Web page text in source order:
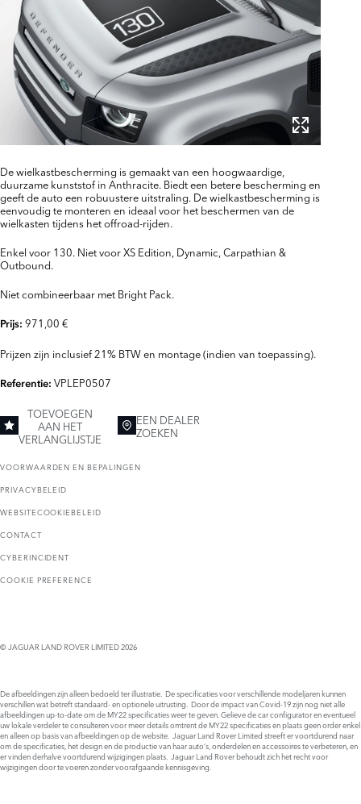
De wielkastbescherming is gemaakt van een hoogwaardige,
duurzame kunststof in Anthracite. Biedt een betere bescherming en
geeft de auto een robuustere uitstraling. De wielkastbescherming is
eenvoudig te monteren en ideaal voor het beschermen van de
wielkasten tijdens het offroad-rijden.
Enkel voor 130. Niet voor XS Edition, Dynamic, Carpathian &
Outbound.
Niet combineerbaar met Bright Pack.
Prijs: 971,00 €
Prijzen zijn inclusief 21% BTW en montage (indien van toepassing).
Referentie: VPLEP0507
TOEVOEGEN
AAN HET
VERLANGLIJSTJE
EEN DEALER
ZOEKEN
VOORWAARDEN EN BEPALINGEN
PRIVACYBELEID
WEBSITECOOKIEBELEID
CONTACT
CYBERINCIDENT
COOKIE PREFERENCE
© JAGUAR LAND ROVER LIMITED 2026
De afbeeldingen zijn alleen bedoeld ter illustratie. De specificaties voor verschillende modeljaren kunnen
verschillen wat betreft standaard- en optionele uitrusting. Door de impact van Covid-19 zijn nog niet alle
afbeeldingen up-to-date om de MY22 specificaties weer te geven. Gelieve de car configurator en eventueel
uw lokale verdeler te consulteren voor meer details omtrent de MY22 specificaties en plaats geen order enkel
en alleen op basis van afbeeldingen op de website. Jaguar Land Rover Limited streeft er voortdurend naar
om de specificaties, het design en de productie van haar auto’s, onderdelen en accessoires te verbeteren, en
er vinden derhalve voortdurend wijzigingen plaats. Jaguar Land Rover behoudt zich het recht voor
wijzigingen door te voeren zonder voorafgaande kennisgeving.